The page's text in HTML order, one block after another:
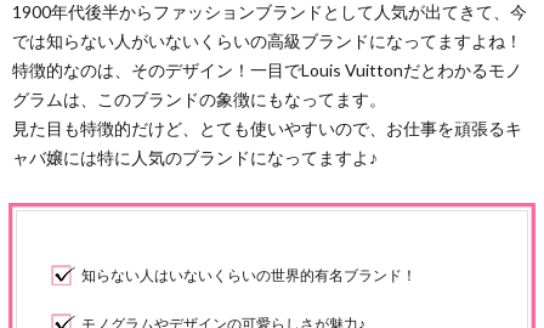
1900年代後半からファッションブランドとして人気が出てきて、今
では知らない人がいないくらいの高級ブランドになってますよね！
特徴的なのは、そのデザイン！一目でLouis Vuittonだとわかるモノ
グラムは、このブランドの象徴にもなってます。
見た目も特徴的だけど、とても使いやすいので、お仕事を頑張るキ
ャバ嬢には特に人気のブランドになってますよ♪
知らない人はいないくらいの世界的有名ブランド！
モノグラムやデザインの可愛らしさが魅力♪